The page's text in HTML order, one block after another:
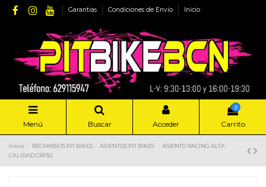
Garantias Condiciones de Envio Inicio
Menú Buscar Acceder
0
Carrito
Inicio RECAMBIOS PIT BIKES ASIENTOS PIT BIKES
ASIENTO RACING ALTA
CALIDAD CRF50